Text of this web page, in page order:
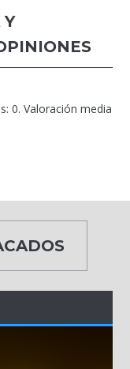
Y
0. Valoración media